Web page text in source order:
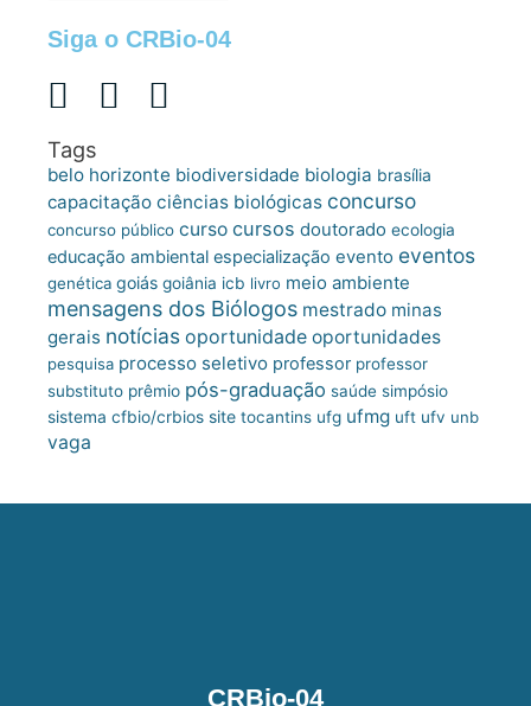
Siga o CRBio-04
Tags
belo horizonte biodiversidade biologia brasília
capacitação ciências biológicas concurso
concurso público curso cursos doutorado ecologia
educação ambiental especialização evento eventos
genética goiás goiânia icb livro meio ambiente
mensagens dos Biólogos mestrado minas
gerais notícias oportunidade oportunidades
pesquisa processo seletivo professor professor
substituto prêmio pós-graduação saúde simpósio
sistema cfbio/crbios site tocantins ufg ufmg uft ufv unb
vaga
CRBio-04